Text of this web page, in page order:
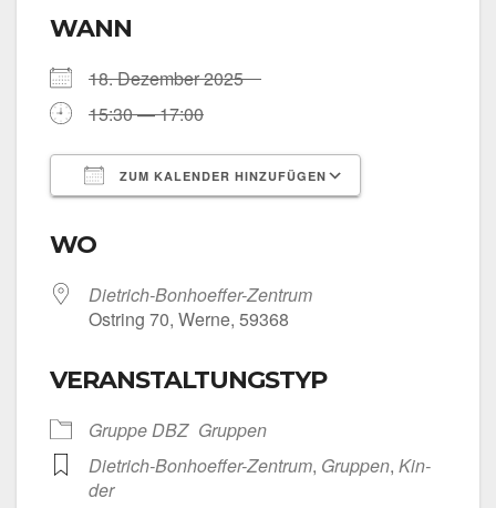
WANN
18. Dezem­ber 2025
15:30 — 17:00
ZUM KALENDER HINZUFÜGEN
WO
Dietrich-Bonhoeffer-Zentrum
Ost­ring 70, Wer­ne, 59368
VERANSTALTUNGSTYP
Grup­pe DBZ Grup­pen
Dietrich-Bonhoeffer-Zentrum, Grup­pen, Kin­
der